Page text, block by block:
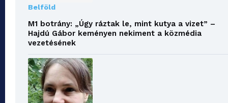
Belföld
M1 botrány: „Úgy ráztak le, mint kutya a vizet” –
Hajdú Gábor keményen nekiment a közmédia
vezetésének